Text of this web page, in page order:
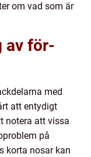
om vad som är
av för-
med
att entydigt
notera att vissa
på
korta nosar kan